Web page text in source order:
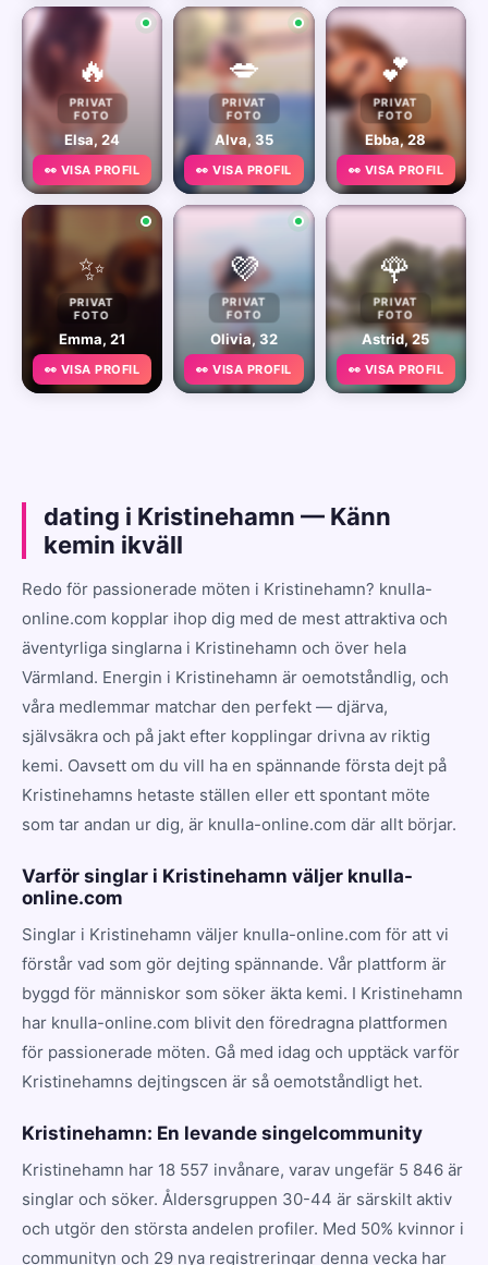
🔥
PRIVAT
FOTO
Elsa, 24
👀 VISA PROFIL
💋
PRIVAT
FOTO
Alva, 35
👀 VISA PROFIL
💕
PRIVAT
FOTO
Ebba, 28
👀 VISA PROFIL
✨
PRIVAT
FOTO
Emma, 21
👀 VISA PROFIL
💜
PRIVAT
FOTO
Olivia, 32
👀 VISA PROFIL
🌹
PRIVAT
FOTO
Astrid, 25
👀 VISA PROFIL
dating i Kristinehamn — Känn
kemin ikväll
Redo för passionerade möten i Kristinehamn? knulla-
online.com kopplar ihop dig med de mest attraktiva och
äventyrliga singlarna i Kristinehamn och över hela
Värmland. Energin i Kristinehamn är oemotståndlig, och
våra medlemmar matchar den perfekt — djärva,
självsäkra och på jakt efter kopplingar drivna av riktig
kemi. Oavsett om du vill ha en spännande första dejt på
Kristinehamns hetaste ställen eller ett spontant möte
som tar andan ur dig, är knulla-online.com där allt börjar.
Varför singlar i Kristinehamn väljer knulla-
online.com
Singlar i Kristinehamn väljer knulla-online.com för att vi
förstår vad som gör dejting spännande. Vår plattform är
byggd för människor som söker äkta kemi. I Kristinehamn
har knulla-online.com blivit den föredragna plattformen
för passionerade möten. Gå med idag och upptäck varför
Kristinehamns dejtingscen är så oemotståndligt het.
Kristinehamn: En levande singelcommunity
Kristinehamn har 18 557 invånare, varav ungefär 5 846 är
singlar och söker. Åldersgruppen 30-44 är särskilt aktiv
och utgör den största andelen profiler. Med 50% kvinnor i
communityn och 29 nya registreringar denna vecka har